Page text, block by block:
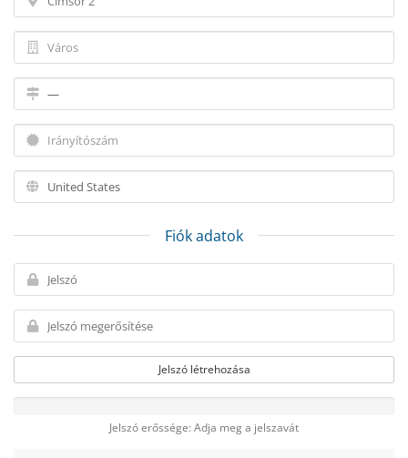
Fiók adatok
Jelszó létrehozása
Jelszó erőssége: Adja meg a jelszavát